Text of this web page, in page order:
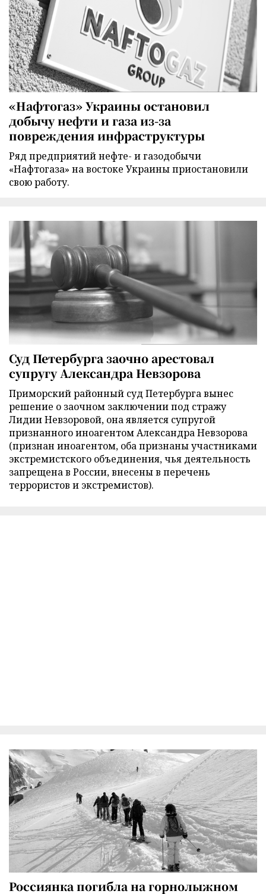
«Нафтогаз» Украины остановил
добычу нефти и газа из-за
повреждения инфраструктуры
Ряд предприятий нефте- и газодобычи
«Нафтогаза» на востоке Украины приостановили
свою работу.
Суд Петербурга заочно арестовал
супругу Александра Невзорова
Приморский районный суд Петербурга вынес
решение о заочном заключении под стражу
Лидии Невзоровой, она является супругой
признанного иноагентом Александра Невзорова
(признан иноагентом, оба признаны участниками
экстремистского объединения, чья деятельность
запрещена в России, внесены в перечень
террористов и экстремистов).
Россиянка погибла на горнолыжном